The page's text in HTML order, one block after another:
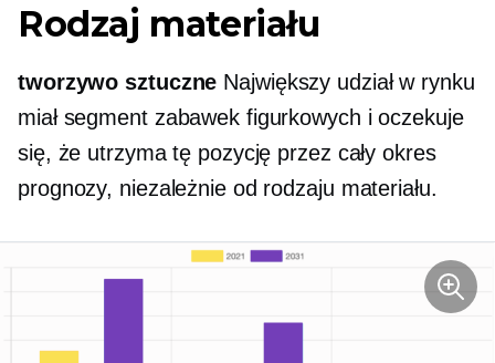
Rodzaj materiału
tworzywo sztuczne Największy udział w rynku
miał segment zabawek figurkowych i oczekuje
się, że utrzyma tę pozycję przez cały okres
prognozy, niezależnie od rodzaju materiału.